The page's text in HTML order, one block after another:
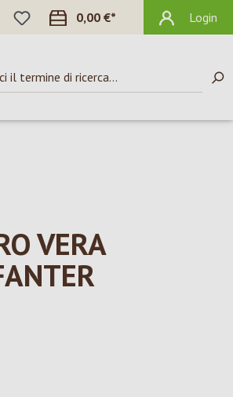
HAI 0 ARTICOLI NELLA LISTA DEI
0,00 €* Login
VERA